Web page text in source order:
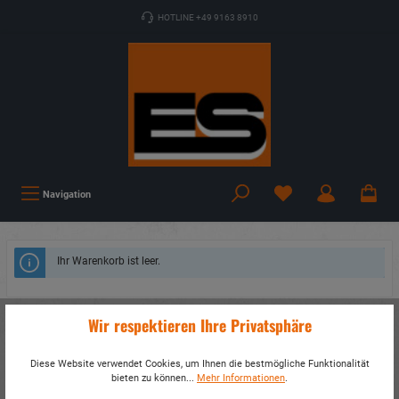
HOTLINE +49 9163 8910
Navigation
Ihr Warenkorb ist leer.
Wir respektieren Ihre Privatsphäre
Diese Website verwendet Cookies, um Ihnen die bestmögliche Funktionalität
bieten zu können... Mehr Informationen.